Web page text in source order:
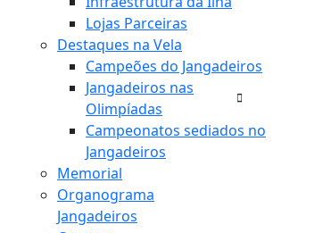
Lojas Parceiras
Destaques na Vela
Campeões do Jangadeiros
Jangadeiros nas
Olimpíadas
Campeonatos sediados no
Jangadeiros
Memorial
Organograma
Jangadeiros